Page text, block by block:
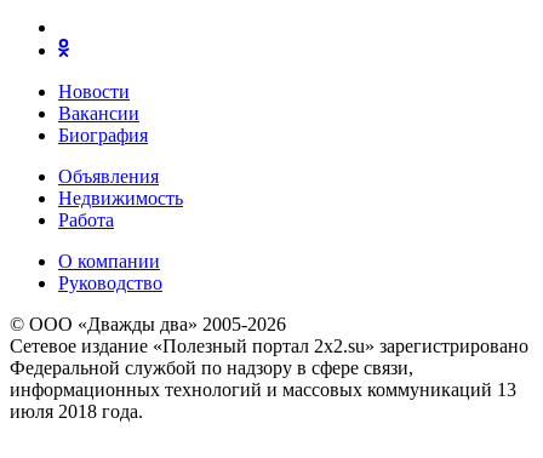
Новости
Вакансии
Биография
Объявления
Недвижимость
Работа
О компании
Руководство
© ООО «Дважды два» 2005-2026
Сетевое издание «Полезный портал 2x2.su» зарегистрировано
Федеральной службой по надзору в сфере связи,
информационных технологий и массовых коммуникаций 13
июля 2018 года.